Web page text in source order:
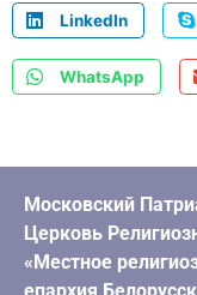
LinkedIn
WhatsApp
Московский
Церковь
«Местное